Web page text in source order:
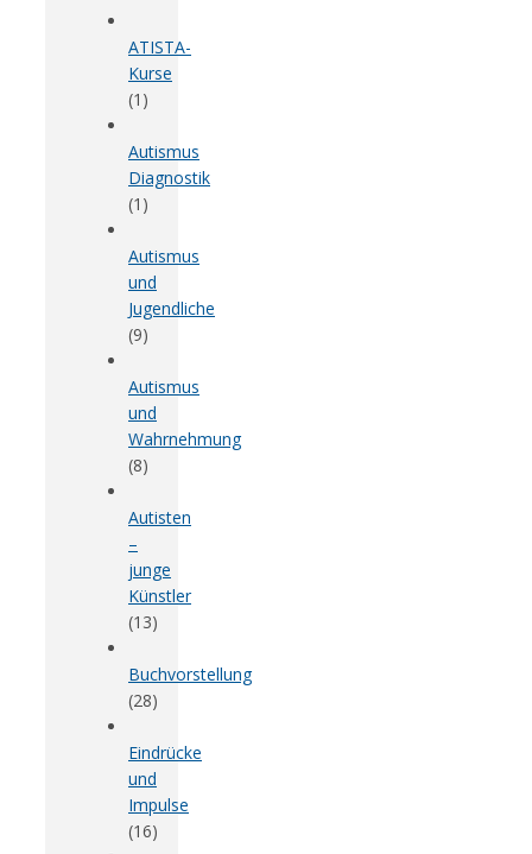
ATISTA-
Kurse
(1)
Autismus
Diagnostik
(1)
Autismus
und
Jugendliche
(9)
Autismus
und
Wahrnehmung
(8)
Autisten
–
junge
Künstler
(13)
Buchvorstellung
(28)
Eindrücke
und
Impulse
(16)